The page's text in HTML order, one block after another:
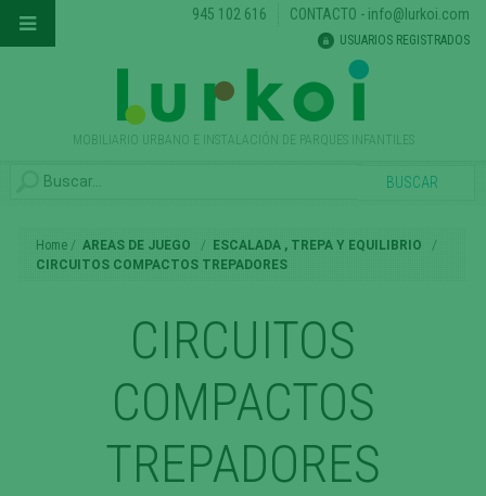
MOBILIARIO URBANO E INSTALACIÓN DE PARQUES INFANTILES
945 102 616 CONTACTO - info@lurkoi.com
USUARIOS REGISTRADOS
Home AREAS DE JUEGO
ESCALADA , TREPA Y EQUILIBRIO
CIRCUITOS COMPACTOS TREPADORES
CIRCUITOS
COMPACTOS
TREPADORES